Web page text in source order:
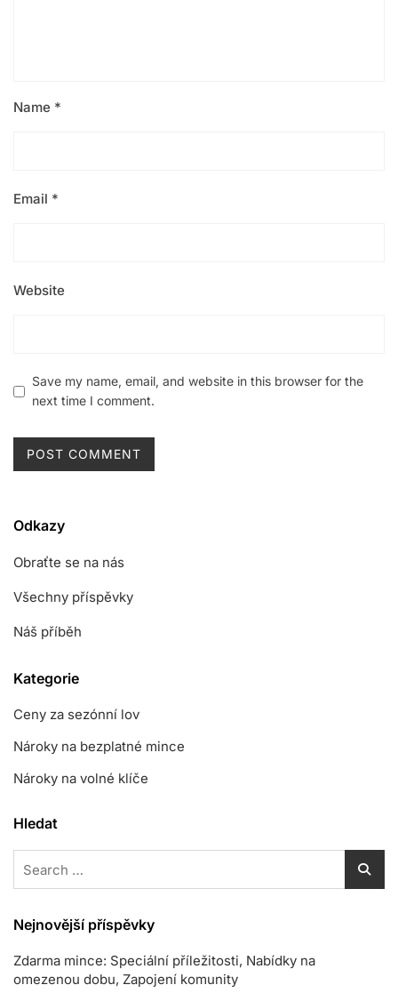
Name *
Email *
Website
Save my name, email, and website in this browser for the
next time I comment.
Odkazy
Obraťte se na nás
Všechny příspěvky
Náš příběh
Kategorie
Ceny za sezónní lov
Nároky na bezplatné mince
Nároky na volné klíče
Hledat
for:
Nejnovější příspěvky
Zdarma mince: Speciální příležitosti, Nabídky na
omezenou dobu, Zapojení komunity